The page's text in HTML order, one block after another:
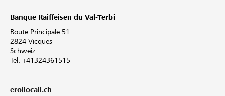
Banque Raiffeisen du Val-Terbi
Route Principale 51
2824 Vicques
Schweiz
Tel. +41324361515
eroilocali.ch